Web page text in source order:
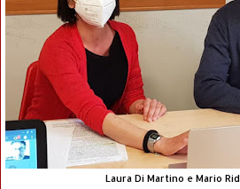
Laura Di Martino e Mario